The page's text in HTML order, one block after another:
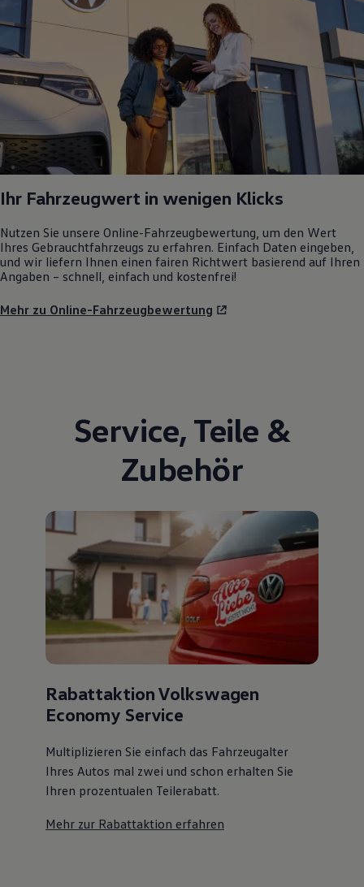
Ihr Fahrzeugwert in wenigen Klicks
Nutzen Sie unsere Online-Fahrzeugbewertung, um den Wert
Ihres Gebrauchtfahrzeugs zu erfahren. Einfach Daten eingeben,
und wir liefern Ihnen einen fairen Richtwert basierend auf Ihren
Angaben – schnell, einfach und kostenfrei!
Mehr zu Online-Fahrzeugbewertung
Service, Teile &
Zubehör
Rabattaktion Volkswagen
Economy Service
Multiplizieren Sie einfach das Fahrzeugalter
Ihres Autos mal zwei und schon erhalten Sie
Ihren prozentualen Teilerabatt.
Mehr zur Rabattaktion erfahren